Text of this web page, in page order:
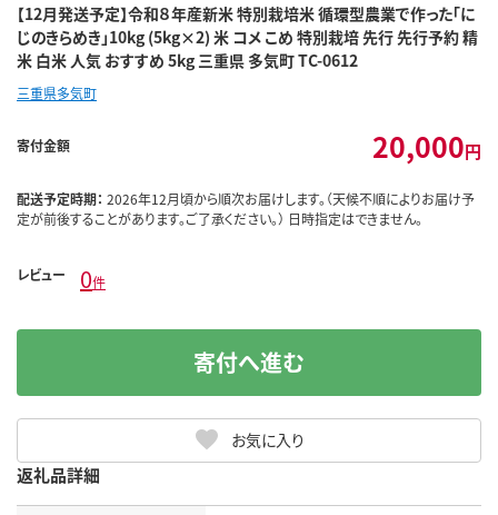
【12月発送予定】令和８年産新米 特別栽培米 循環型農業で作った「に
じのきらめき」10kg (5kg×2) 米 コメ こめ 特別栽培 先行 先行予約 精
米 白米 人気 おすすめ 5kg 三重県 多気町 TC-0612
三重県多気町
寄付金額 20,000円
配送予定時期： 2026年12月頃から順次お届けします。（天候不順によりお届け予
定が前後することがあります。ご了承ください。） 日時指定はできません。
レビュー 0件
お気に入り
寄付へ進む
返礼品詳細